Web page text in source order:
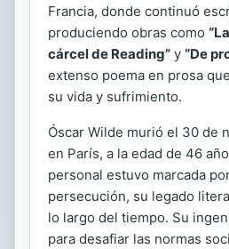
Francia, donde continuó
produciendo obras como
cárcel de Reading” y “De
extenso poema en prosa
su vida y sufrimiento.
Óscar Wilde murió el 30 de
en París, a la edad de 46
personal estuvo marcada
persecución, su legado
lo largo del tiempo. Su
para desafiar las normas